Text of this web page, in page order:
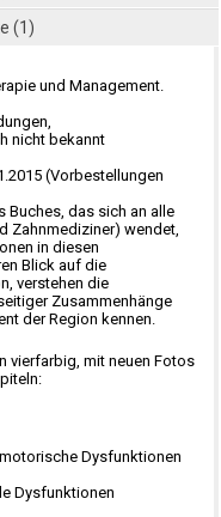
(1)
und Management.
nicht bekannt
(Vorbestellungen
Buches, das sich an alle
Zahnmediziner) wendet,
in diesen
Blick auf die
verstehen die
Zusammenhänge
der Region kennen.
vierfarbig, mit neuen Fotos
Dysfunktionen
Dysfunktionen